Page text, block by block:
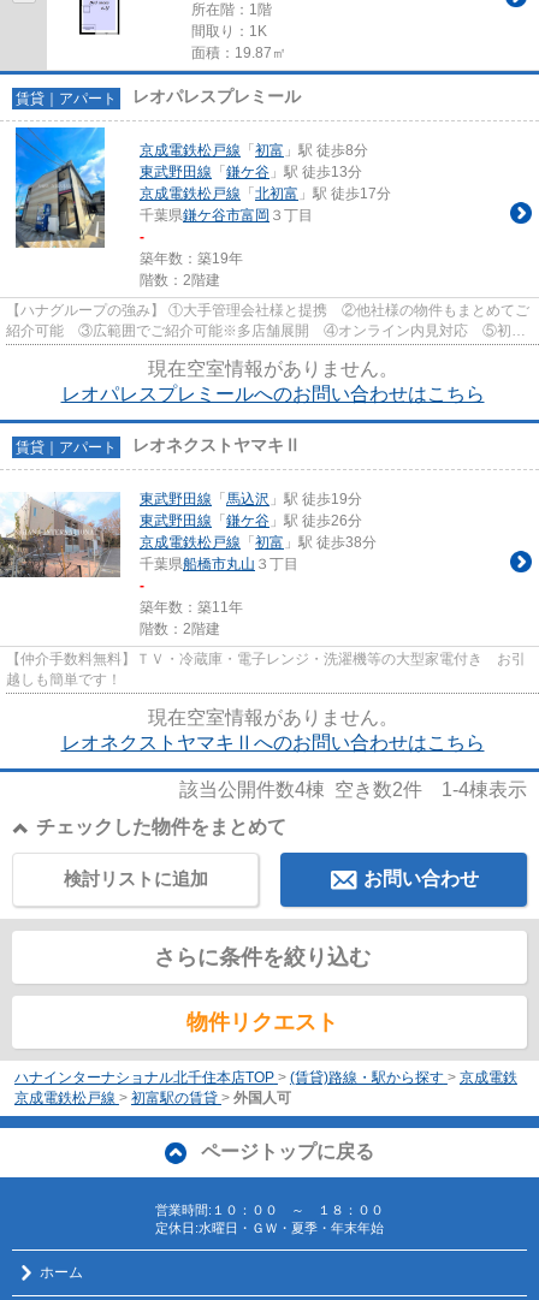
所在階：1階
間取り：1K
面積：19.87㎡
賃貸｜アパート レオパレスプレミール
京成電鉄松戸線 「 初富 」駅 徒歩8分
東武野田線 「 鎌ケ谷 」駅 徒歩13分
京成電鉄松戸線 「 北初富 」駅 徒歩17分
千葉県鎌ケ谷市富岡 ３丁目
-
築年数：築19年
階数：2階建
【ハナグループの強み】 ①大手管理会社様と提携 ②他社様の物件もまとめてご
紹介可能 ③広範囲でご紹介可能※多店舗展開 ④オンライン内見対応 ⑤初期
現在空室情報がありません。
レオパレスプレミールへのお問い合わせはこちら
賃貸｜アパート レオネクストヤマキⅡ
東武野田線 「 馬込沢 」駅 徒歩19分
東武野田線 「 鎌ケ谷 」駅 徒歩26分
京成電鉄松戸線 「 初富 」駅 徒歩38分
千葉県船橋市丸山 ３丁目
-
築年数：築11年
階数：2階建
【仲介手数料無料】ＴＶ・冷蔵庫・電子レンジ・洗濯機等の大型家電付き お引
越しも簡単です！
現在空室情報がありません。
レオネクストヤマキⅡへのお問い合わせはこちら
該当公開件数4棟 空き数2件 1-4棟表示
チェックした物件をまとめて
お問い合わせ
検討リストに追加
さらに条件を絞り込む
物件リクエスト
ハナインターナショナル北千住本店TOP > (賃貸)路線・駅から探す > 京成電鉄
京成電鉄松戸線 > 初富駅の賃貸 > 外国人可
ページトップに戻る
営業時間:１０：００ ～ １８：００
定休日:水曜日・ＧＷ・夏季・年末年始
ホーム